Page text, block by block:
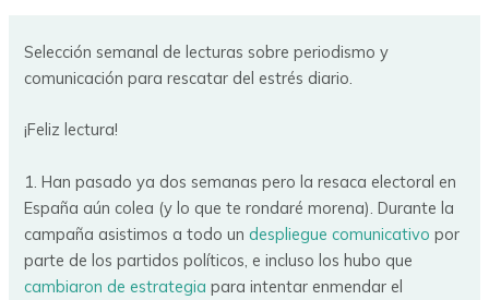
Selección semanal de lecturas sobre periodismo y
comunicación para rescatar del estrés diario.
¡Feliz lectura!
1. Han pasado ya dos semanas pero la resaca electoral en
España aún colea (y lo que te rondaré morena). Durante la
campaña asistimos a todo undespliegue comunicativo por
parte de los partidos políticos, e incluso los hubo que
cambiaron de estrategia para intentar enmendar el